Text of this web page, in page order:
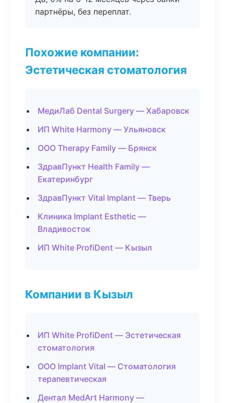
партнёры, без переплат.
Похожие компании:
Эстетическая стоматология
МедиЛаб Dental Surgery — Хабаровск
ИП White Harmony — Ульяновск
ООО Therapy Family — Брянск
ЗдравПункт Health Family —
Екатеринбург
ЗдравПункт Vital Implant — Тверь
Клиника Implant Esthetic —
Владивосток
ИП White ProfiDent — Кызыл
Компании в Кызыл
ИП White ProfiDent — Эстетическая
стоматология
ООО Implant Vital — Стоматология
терапевтическая
Дентал MedArt Harmony —